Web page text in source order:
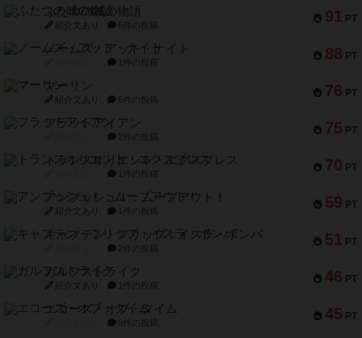
91 PT
ふたつの城の物語
紹介文あり 6件の投稿
88 PT
ノームズ・アット・ナイト
1件の投稿
76 PT
マーリン
紹介文あり 6件の投稿
75 PT
フラットアイアン
2件の投稿
70 PT
トランスオリエント・エクスプレス
1件の投稿
59 PT
アンブッシュ！：ムーブアウト！
紹介文あり 1件の投稿
51 PT
キャプテン・フリップ：イスラ・ボンバ
2件の投稿
46 PT
ガルフストライク
紹介文あり 1件の投稿
45 PT
エコーズ・オブ・タイム
8件の投稿